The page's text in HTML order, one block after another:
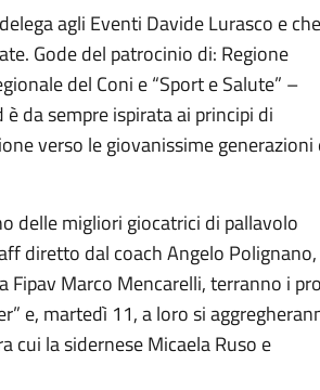
agli Eventi Davide Lurasco e che
Gode del patrocinio di: Regione
del Coni e “Sport e Salute” –
da sempre ispirata ai principi di
verso le giovanissime generazioni
delle migliori giocatrici di pallavolo
diretto dal coach Angelo
Marco Mencarelli, terranno i
e, martedì 11, a loro si
cui la sidernese Micaela Ruso e